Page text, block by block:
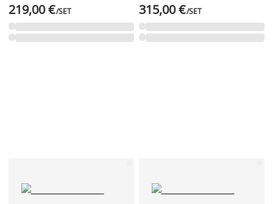
219,00 €/SET 315,00 €/SET